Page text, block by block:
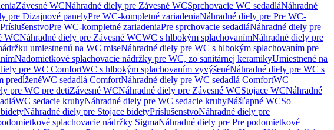
Závesné WCNáhradné diely pre Závesné WCSprchovacie WC sedadláNáhradné
pre Dizajnové panelyPre WC-kompletné zariadeniaNáhradné diely pre Pre WC-
Pre WC-kompletné zariadeniaPre sprchovacie sedadláNáhradné diely pre
WCNáhradné diely pre Závesné WCWC s hlbokým splachovanímNáhradné diely pre
umiestnenú na WC miseNáhradné diely pre WC s hlbokým splachovaním pre
Nadomietkové splachovacie nádržky pre WC, zo sanitárnej keramikyUmiestnené na
pre WC ComfortWC s hlbokým splachovaním vyvýšenéNáhradné diely pre WC s
predĺženéWC sedadlá ComfortNáhradné diely pre WC sedadlá ComfortWC
pre WC pre detiZávesné WCNáhradné diely pre Závesné WCStojace WCNáhradné
WC sedacie kruhyNáhradné diely pre WC sedacie kruhyNášľapné WCSo
Náhradné diely pre Stojace bidetyPríslušenstvoNáhradné diely pre
splachovacie nádržky SigmaNáhradné diely pre Pre podomietkové